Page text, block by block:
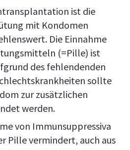
ist die
mit Kondomen
Die Einnahme
(=Pille) ist
des fehlendenden
sollte
zur zusätzlichen
werden.
von Immunsuppressiva
Pille vermindert, auch aus